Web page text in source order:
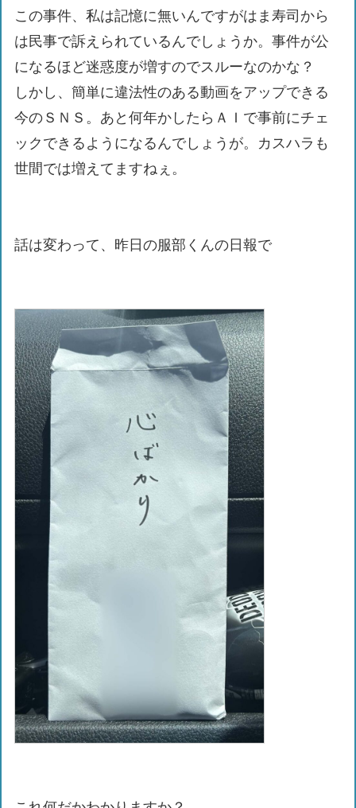
この事件、私は記憶に無いんですがはま寿司から
は民事で訴えられているんでしょうか。事件が公
になるほど迷惑度が増すのでスルーなのかな？
しかし、簡単に違法性のある動画をアップできる
今のＳＮＳ。あと何年かしたらＡＩで事前にチェ
ックできるようになるんでしょうが。カスハラも
世間では増えてますねぇ。
話は変わって、昨日の服部くんの日報で